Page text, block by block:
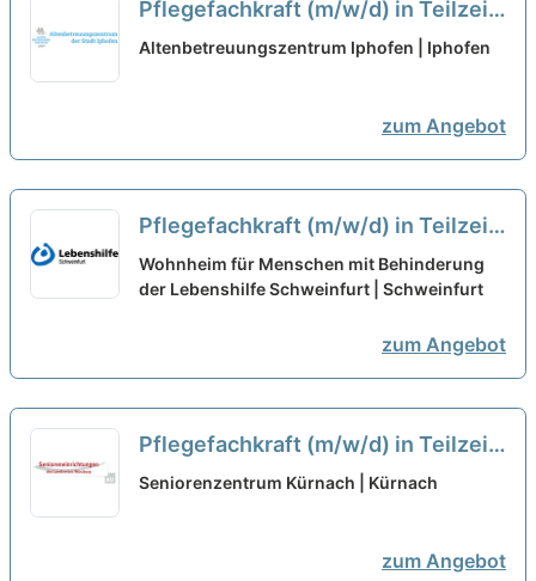
Pflegefachkraft (m/w/d) in Teilzeit
- Wir freuen uns auf Ihre
Altenbetreuungszentrum Iphofen | Iphofen
zum Angebot
Pflegefachkraft (m/w/d) in Teilzeit
(25-30 Stunden/Woche) - Bei uns
startet Ihre Karriere! neu
Wohnheim für Menschen mit Behinderung
der Lebenshilfe Schweinfurt | Schweinfurt
zum Angebot
Pflegefachkraft (m/w/d) in Teilzeit
- Werden Sie Teil des Teams!
Seniorenzentrum Kürnach | Kürnach
zum Angebot